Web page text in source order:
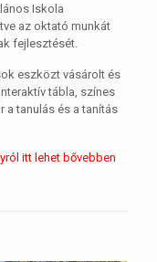
Iskola
az oktató munkát
fejlesztését.
eszközt vásárolt és
tábla, színes
a tanulás és a tanítás
itt lehet bővebben